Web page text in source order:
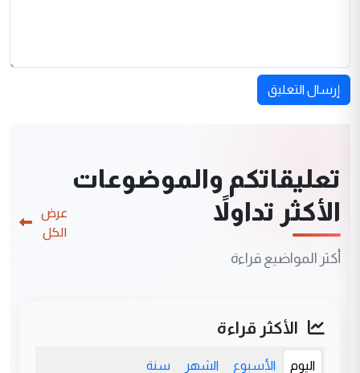
إرسال التعليق
تعليقاتكم والموضوعات
الأكثر تداولاً
أكثر المواضيع قراءة
عرض
الكل
الأكثر قراءة
اليوم الأسبوع الشهر سنة